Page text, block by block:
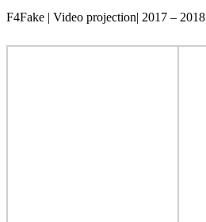
F4Fake | Video projection| 2017 – 2018